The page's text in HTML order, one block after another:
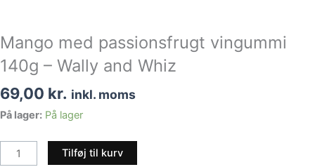
Mango med passionsfrugt vingummi
140g – Wally and Whiz
69,00 kr. inkl. moms
På lager: På lager
Mango
passionsfrugtTilføj til kurv